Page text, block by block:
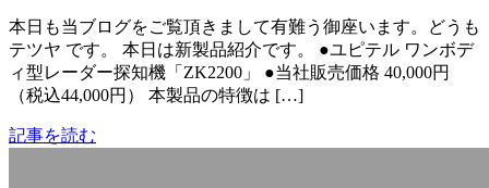
本日も当ブログをご覧頂きまして有難う御座います。どうも
テツヤ です。 本日は新製品紹介です。 ●ユピテル ワンボデ
ィ型レーダー探知機「ZK2200」 ●当社販売価格 40,000円
（税込44,000円） 本製品の特徴は […]
記事を読む